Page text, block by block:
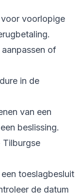
voorlopige
of
in de
van een
beslissing.
Tilburgse
toeslagbesluit
de datum